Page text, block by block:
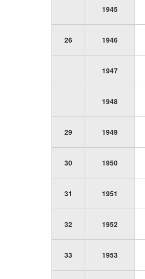
1945
26 1946
1947
1948
29 1949
30 1950
31 1951
32 1952
33 1953